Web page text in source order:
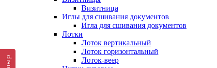
Визитница
Иглы для сшивания документов
Игла для сшивания документов
Лотки
Лоток вертикальный
Лоток горизонтальный
Лоток-веер